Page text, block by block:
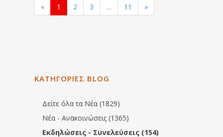
« 1 2 3 … 11 »
ΚΑΤΗΓΟΡΙΕΣ BLOG
Δείτε όλα τα Νέα (1829)
Νέα - Ανακοινώσεις (1365)
Εκδηλώσεις - Συνελεύσεις (154)